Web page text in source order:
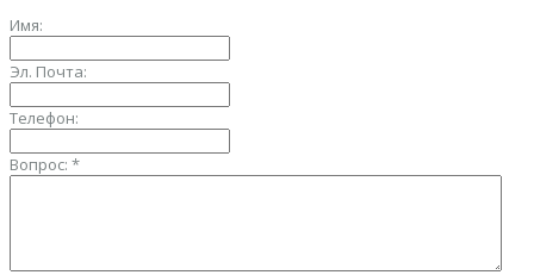
Имя:
Эл. Почта:
Телефон:
Вопрос: *